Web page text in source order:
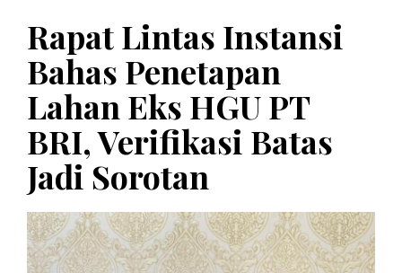
Rapat Lintas Instansi
Bahas Penetapan
Lahan Eks HGU PT
BRI, Verifikasi Batas
Jadi Sorotan